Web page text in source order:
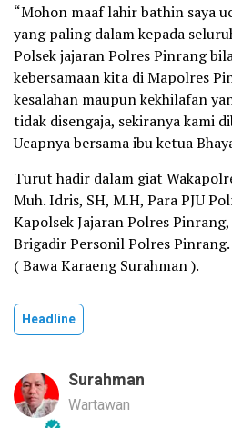
“Mohon maaf lahir bathin saya
yang paling dalam kepada
Polsek jajaran Polres Pinrang
kebersamaan kita di Mapolres
kesalahan maupun kekhilafan
tidak disengaja, sekiranya kami
Ucapnya bersama ibu ketua
Turut hadir dalam giat
Muh. Idris, SH, M.H, Para PJU
Kapolsek Jajaran Polres
Brigadir Personil Polres Pinrang.
( Bawa Karaeng Surahman ).
Headline
Surahman
Wartawan